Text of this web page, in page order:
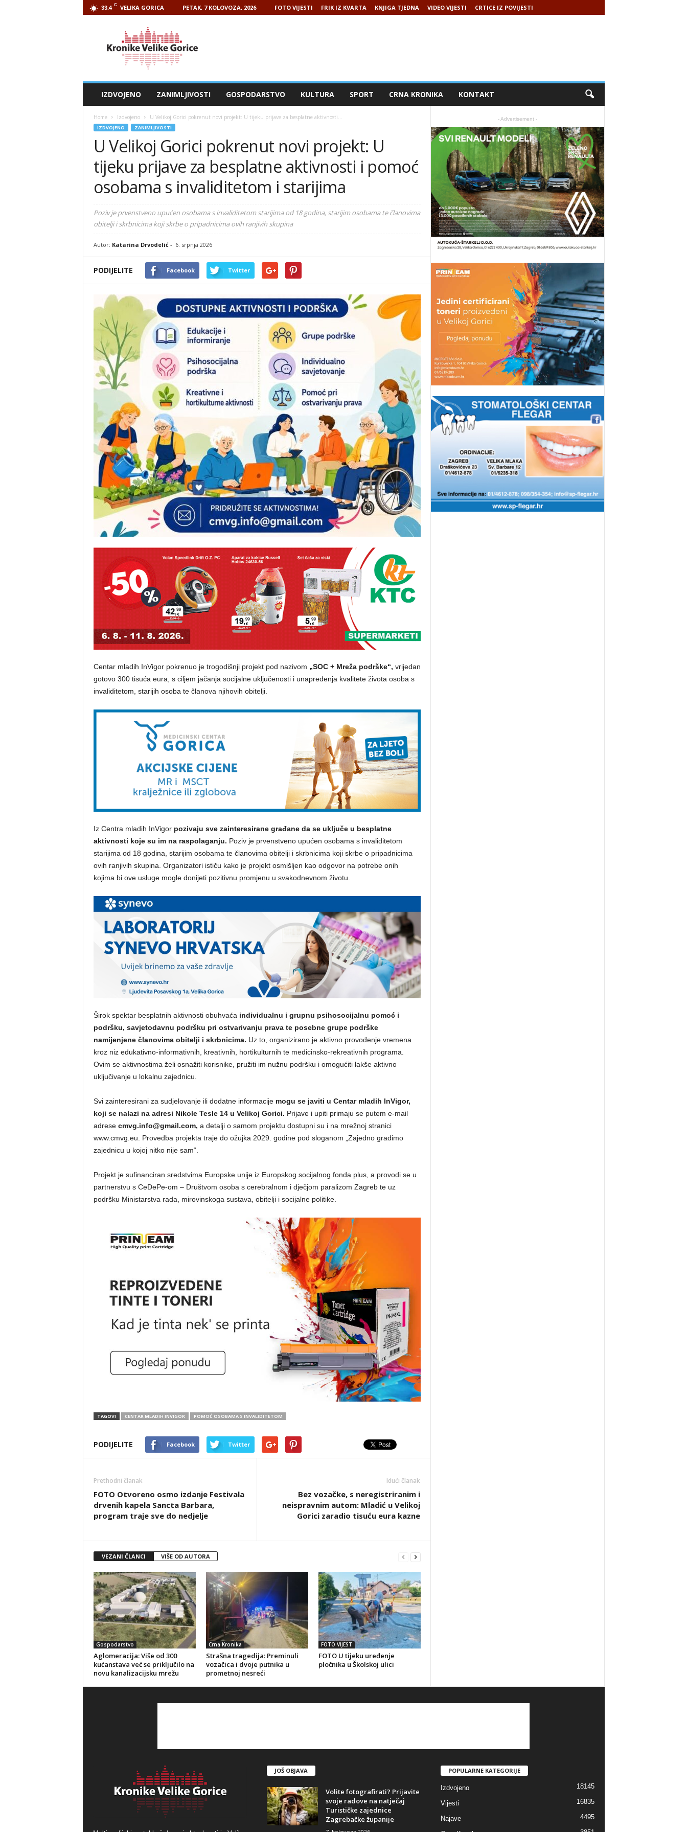
33.4 C VELIKA GORICA PETAK, 7 KOLOVOZA, 2026 FOTO VIJESTI FRIK IZ KVARTA KNJIGA TJEDNA VIDEO VIJESTI CRTICE IZ POVIJESTI
IZDVOJENO ZANIMLJIVOSTI GOSPODARSTVO KULTURA SPORT CRNA KRONIKA KONTAKT
Home Izdvojeno U Velikoj Gorici pokrenut novi projekt: U tijeku prijave za besplatne aktivnosti...
IZDVOJENO ZANIMLJIVOSTI
U Velikoj Gorici pokrenut novi projekt: U
tijeku prijave za besplatne aktivnosti i pomoć
osobama s invaliditetom i starijima
Poziv je prvenstveno upućen osobama s invaliditetom starijima od 18 godina, starijim osobama te članovima
obitelji i skrbnicima koji skrbe o pripadnicima ovih ranjivih skupina
Autor: Katarina Drvodelić- 6. srpnja 2026
PODIJELITE Facebook Twitter
Centar mladih InVigor pokrenuo je trogodišnji projekt pod nazivom „SOC + Mreža podrške“, vrijedan
gotovo 300 tisuća eura, s ciljem jačanja socijalne uključenosti i unapređenja kvalitete života osoba s
invaliditetom, starijih osoba te članova njihovih obitelji.
Iz Centra mladih InVigor pozivaju sve zainteresirane građane da se uključe u besplatne
aktivnosti koje su im na raspolaganju. Poziv je prvenstveno upućen osobama s invaliditetom
starijima od 18 godina, starijim osobama te članovima obitelji i skrbnicima koji skrbe o pripadnicima
ovih ranjivih skupina. Organizatori ističu kako je projekt osmišljen kao odgovor na potrebe onih
kojima bi ove usluge mogle donijeti pozitivnu promjenu u svakodnevnom životu.
Širok spektar besplatnih aktivnosti obuhvaća individualnu i grupnu psihosocijalnu pomoć i
podršku, savjetodavnu podršku pri ostvarivanju prava te posebne grupe podrške
namijenjene članovima obitelji i skrbnicima. Uz to, organizirano je aktivno provođenje vremena
kroz niz edukativno-informativnih, kreativnih, hortikulturnih te medicinsko-rekreativnih programa.
Ovim se aktivnostima želi osnažiti korisnike, pružiti im nužnu podršku i omogućiti lakše aktivno
uključivanje u lokalnu zajednicu.
Svi zainteresirani za sudjelovanje ili dodatne informacijemogu se javiti u Centar mladih InVigor,
koji se nalazi na adresi Nikole Tesle 14 u Velikoj Gorici. Prijave i upiti primaju se putem e-mail
adrese cmvg.info@gmail.com, a detalji o samom projektu dostupni su i na mrežnoj stranici
www.cmvg.eu. Provedba projekta traje do ožujka 2029. godine pod sloganom „Zajedno gradimo
zajednicu u kojoj nitko nije sam“.
Projekt je sufinanciran sredstvima Europske unije iz Europskog socijalnog fonda plus, a provodi se u
partnerstvu s CeDePe-om – Društvom osoba s cerebralnom i dječjom paralizom Zagreb te uz
podršku Ministarstva rada, mirovinskoga sustava, obitelji i socijalne politike.
TAGOVI CENTAR MLADIH INVIGOR POMOĆ OSOBAMA S INVALIDITETOM
PODIJELITE Facebook Twitter
Prethodni članak
FOTO Otvoreno osmo izdanje Festivala
drvenih kapela Sancta Barbara,
program traje sve do nedjelje
Idući članak
Bez vozačke, s neregistriranim i
neispravnim autom: Mladić u Velikoj
Gorici zaradio tisuću eura kazne
VEZANI ČLANCI VIŠE OD AUTORA
Gospodarstvo
Aglomeracija: Više od 300
kućanstava već se priključilo na
novu kanalizacijsku mrežu
Crna Kronika
Strašna tragedija: Preminuli
vozačica i dvoje putnika u
prometnoj nesreći
FOTO VIJEST
FOTO U tijeku uređenje
pločnika u Školskoj ulici
- Advertisement -
JOŠ OBJAVA
Volite fotografirati? Prijavite
svoje radove na natječaj
Turističke zajednice
Zagrebačke županije
POPULARNE KATEGORIJE
Izdvojeno 18145
Vijesti 16835
Najave 4495